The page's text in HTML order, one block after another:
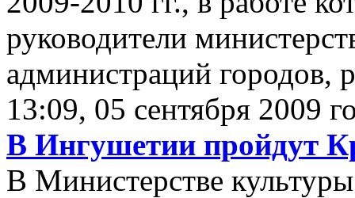
руководители
администраций городов,
13:09, 05 сентября 2009
В Ингушетии пройдут
В Министерстве